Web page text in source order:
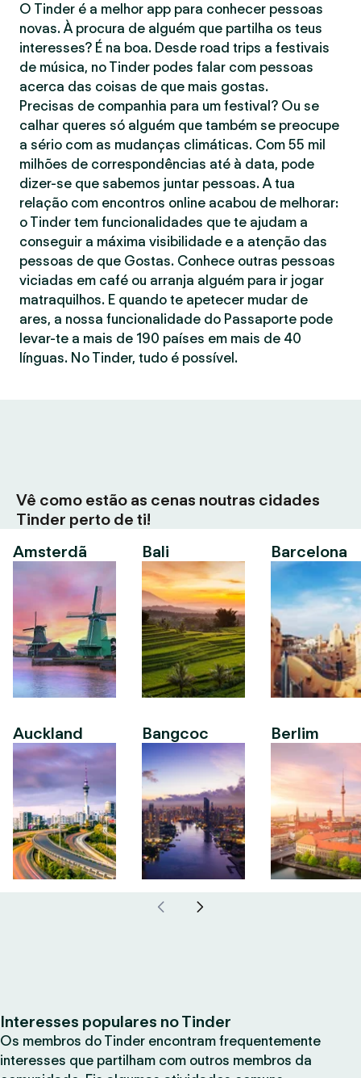
O Tinder é a melhor app para conhecer pessoas
novas. À procura de alguém que partilha os teus
interesses? É na boa. Desde road trips a festivais
de música, no Tinder podes falar com pessoas
acerca das coisas de que mais gostas.
Precisas de companhia para um festival? Ou se
calhar queres só alguém que também se preocupe
a sério com as mudanças climáticas. Com 55 mil
milhões de correspondências até à data, pode
dizer-se que sabemos juntar pessoas. A tua
relação com encontros online acabou de melhorar:
o Tinder tem funcionalidades que te ajudam a
conseguir a máxima visibilidade e a atenção das
pessoas de que Gostas. Conhece outras pessoas
viciadas em café ou arranja alguém para ir jogar
matraquilhos. E quando te apetecer mudar de
ares, a nossa funcionalidade do Passaporte pode
levar-te a mais de 190 países em mais de 40
línguas. No Tinder, tudo é possível.
Vê como estão as cenas noutras cidades
Tinder perto de ti!
Amsterdã
Auckland
Bali
Bangcoc
Barcelona
Berlim
Interesses populares no Tinder
Os membros do Tinder encontram frequentemente
interesses que partilham com outros membros da